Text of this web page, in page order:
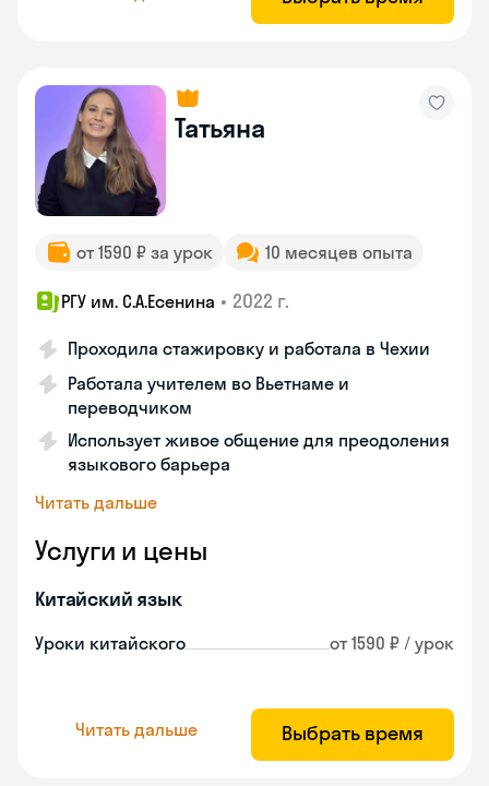
Татьяна
от 1590 ₽ за урок 10 месяцев опыта
РГУ им. С.А.Есенина • 2022 г.
Проходила стажировку и работала в Чехии
Работала учителем во Вьетнаме и
переводчиком
Использует живое общение для преодоления
языкового барьера
Читать дальше
Услуги и цены
Китайский язык
Уроки китайского от 1590 ₽ / урок
Читать дальше Выбрать время